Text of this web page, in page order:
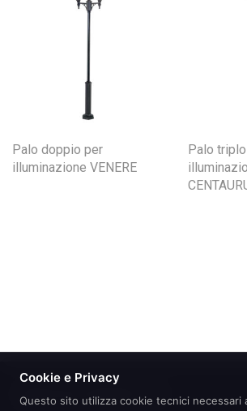
Palo doppio per
illuminazione VENERE
Palo
Cookie e Privacy
Questo sito utilizza cookie tecnici necessari